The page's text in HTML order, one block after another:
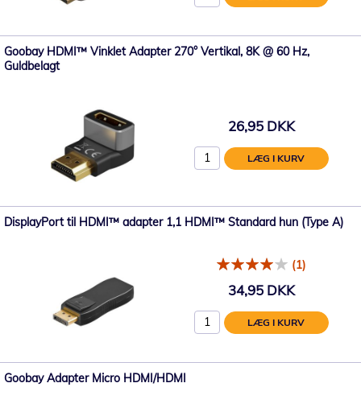
Goobay HDMI™ Vinklet Adapter 270° Vertikal, 8K @ 60 Hz,
Guldbelagt
26,95 DKK
LÆG I KURV
DisplayPort til HDMI™ adapter 1,1 HDMI™ Standard hun (Type A)
(1)
34,95 DKK
LÆG I KURV
Goobay Adapter Micro HDMI/HDMI